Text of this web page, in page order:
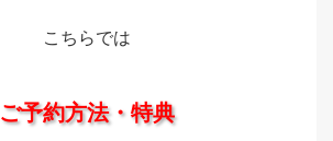
こちらでは
ご予約方法・特典